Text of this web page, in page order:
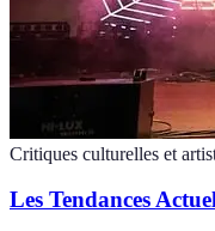
Critiques culturelles et
Les Tendances